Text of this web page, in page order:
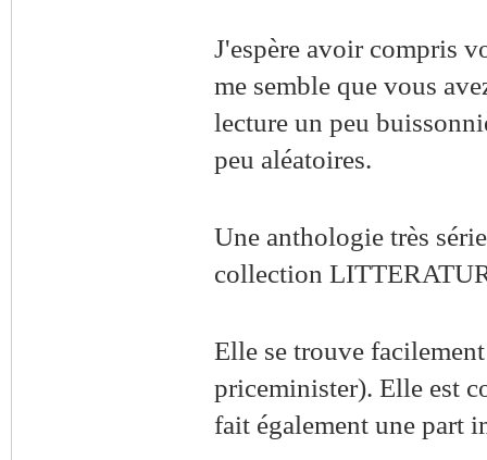
J'espère avoir compris
me semble que vous
lecture un peu
peu aléatoires.
Une anthologie très
collection
Elle se trouve
priceminister). Elle est
fait également une part